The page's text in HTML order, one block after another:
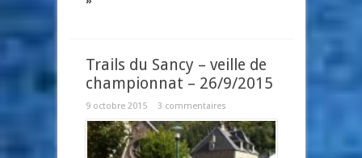
Trails du Sancy – veille de
championnat – 26/9/2015
9 octobre 2015 3 commentaires